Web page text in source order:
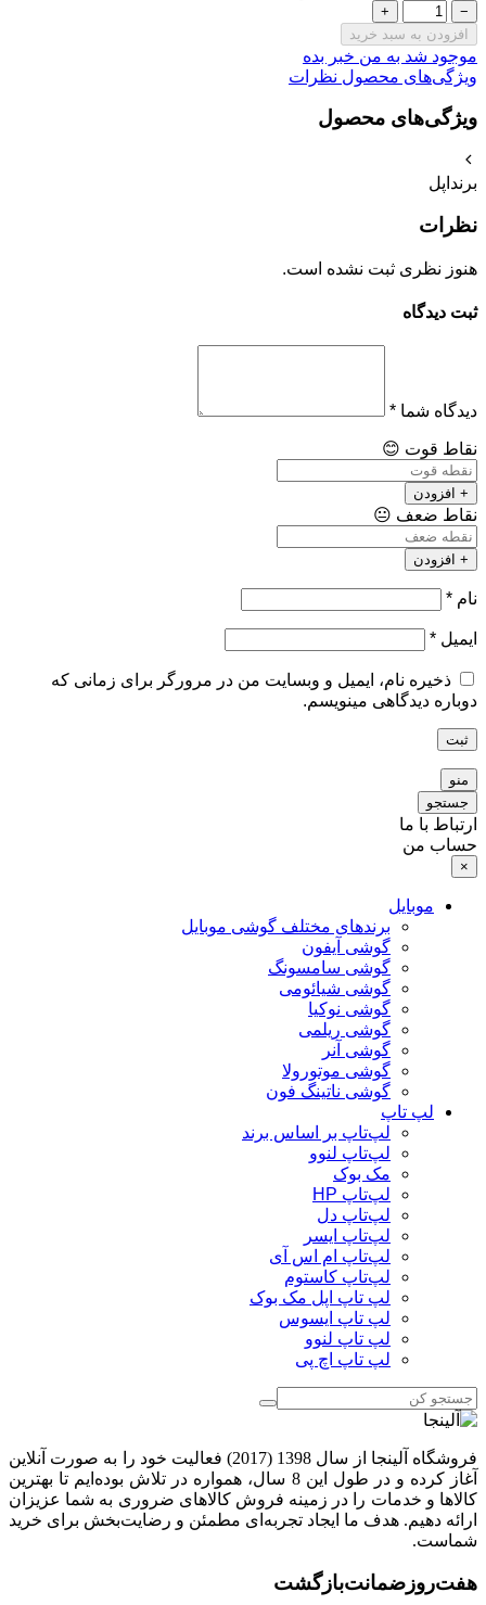
−
+
افزودن به سبد خرید
موجود شد به من خبر بده
ویژگی‌های محصول نظرات
ویژگی‌های محصول
برند اپل
نظرات
هنوز نظری ثبت نشده است.
ثبت دیدگاه
دیدگاه شما *
نقاط قوت 😊
+ افزودن
نقاط ضعف 😐
+ افزودن
نام *
ایمیل *
ذخیره نام، ایمیل و وبسایت من در مرورگر برای زمانی که
دوباره دیدگاهی مینویسم.
ثبت
منو
جستجو
ارتباط با ما
حساب من
×
موبایل
برندهای مختلف گوشی موبایل
گوشی آیفون
گوشی سامسونگ
گوشی شیائومی
گوشی نوکیا
گوشی ریلمی
گوشی آنر
گوشی موتورولا
گوشی ناتینگ فون
لپ تاپ
لپ‌تاپ بر اساس برند
لپ‌تاپ لنوو
مک بوک
لپ‌تاپ HP
لپ‌تاپ دل
لپ‌تاپ ایسر
لپ‌تاپ ام اس آی
لپ‌تاپ کاستوم
لپ تاپ اپل مک بوک
لپ تاپ ایسوس
لپ تاپ لنوو
لپ تاپ اچ پی
فروشگاه آلینجا از سال 1398 (2017) فعالیت خود را به صورت آنلاین
آغاز کرده و در طول این 8 سال، همواره در تلاش بوده‌ایم تا بهترین
کالاها و خدمات را در زمینه فروش کالاهای ضروری به شما عزیزان
ارائه دهیم. هدف ما ایجاد تجربه‌ای مطمئن و رضایت‌بخش برای خرید
شماست.
هفت‌روز‌ضمانت‌بازگشت